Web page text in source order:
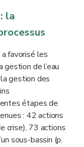
la
favorisé les
de l’eau
gestion des
étapes de
: 42 actions
crise), 73 actions
sous-bassin (p.